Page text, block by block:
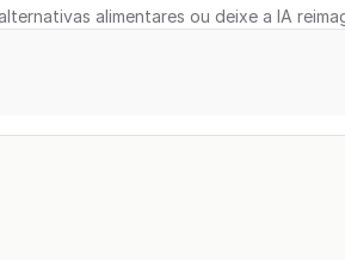
alimentares ou deixe a IA